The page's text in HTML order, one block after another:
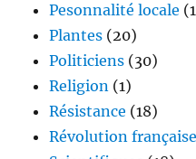
Pesonnalité locale
Plantes (20)
Politiciens (30)
Religion (1)
Résistance (18)
Révolution française